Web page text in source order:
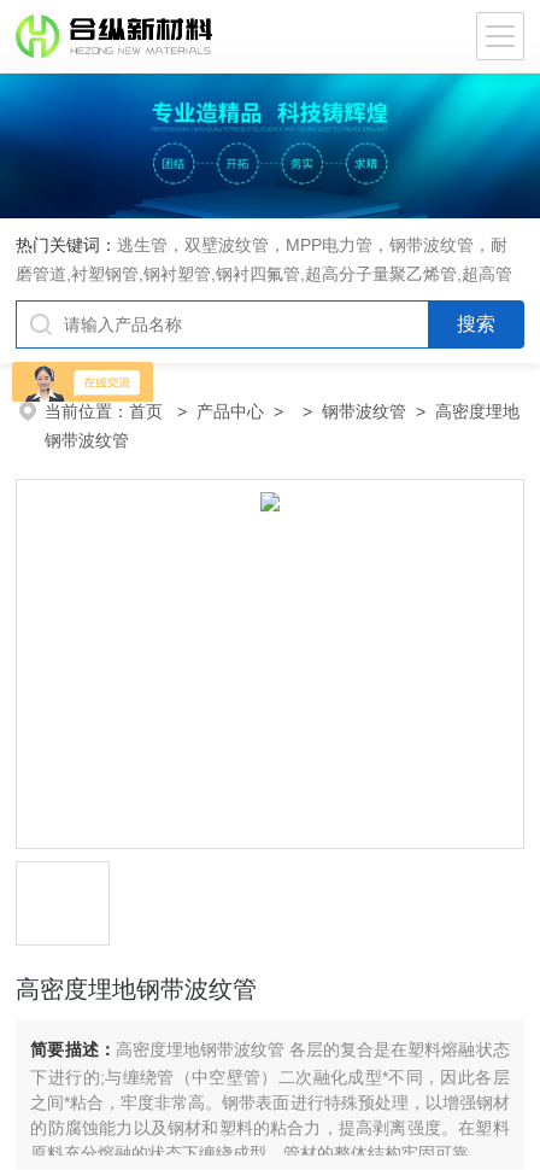
热门关键词：逃生管，双壁波纹管，MPP电力管，钢带波纹管，耐
磨管道,衬塑钢管,钢衬塑管,钢衬四氟管,超高分子量聚乙烯管,超高管
当前位置：首页 > 产品中心 > >钢带波纹管 > 高密度埋地
钢带波纹管
高密度埋地钢带波纹管
简要描述： 高密度埋地钢带波纹管 各层的复合是在塑料熔融状态
下进行的;与缠绕管（中空壁管）二次融化成型*不同，因此各层
之间*粘合，牢度非常高。钢带表面进行特殊预处理，以增强钢材
的防腐蚀能力以及钢材和塑料的粘合力，提高剥离强度。在塑料
原料充分熔融的状态下缠绕成型，管材的整体结构牢固可靠。